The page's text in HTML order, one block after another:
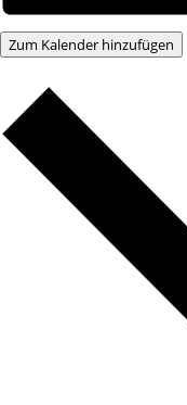
Zum Kalender hinzufügen